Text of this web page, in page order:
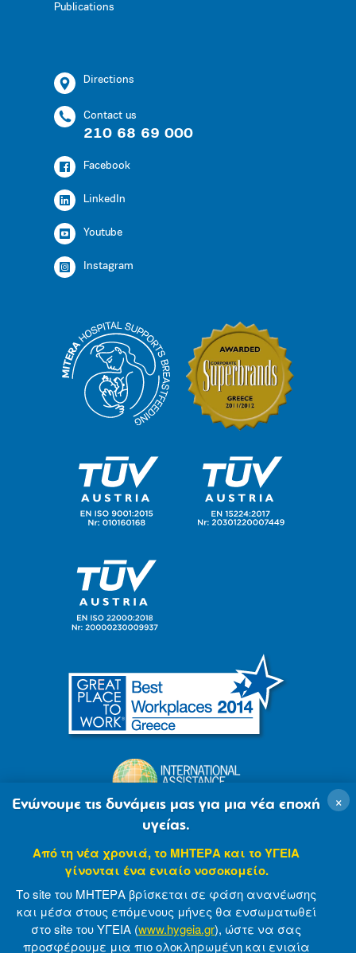
Publications
Directions
Contact us
210 68 69 000
Facebook
LinkedIn
Youtube
Instagram
© 2007-2021 MITERA S.A Privacy Policy
×
Ενώνουμε τις δυνάμεις μας για μια νέα εποχή
υγείας.
Από τη νέα χρονιά, το ΜΗΤΕΡΑ και το ΥΓΕΙΑ
γίνονται ένα ενιαίο νοσοκομείο.
Το site του ΜΗΤΕΡΑ βρίσκεται σε φάση ανανέωσης
και μέσα στους επόμενους μήνες θα ενσωματωθεί
στο site του ΥΓΕΙΑ (www.hygeia.gr), ώστε να σας
προσφέρουμε μια πιο ολοκληρωμένη και ενιαία